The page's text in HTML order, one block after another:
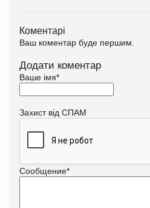
Коментарі
Ваш коментар буде першим.
Додати коментар
Ваше імя*
Захист від СПАМ
Сообщение*